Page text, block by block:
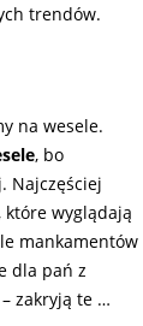
trendów.
na wesele.
, bo
Najczęściej
wyglądają
mankamentów
dla pań z
zakryją te …